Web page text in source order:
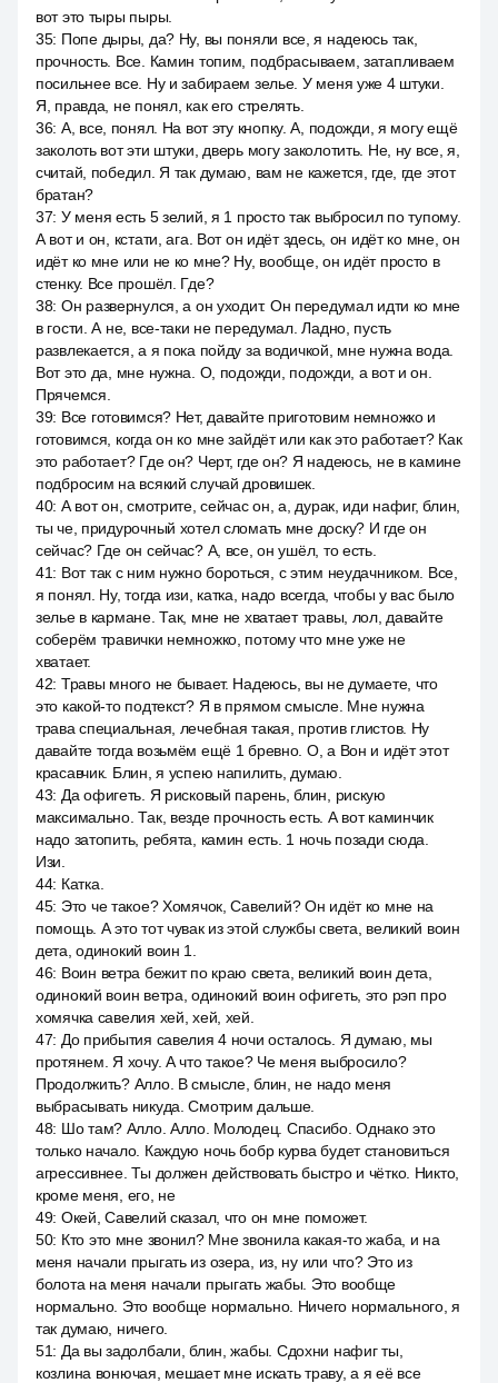
вот это тыры пыры.
35: Попе дыры, да? Ну, вы поняли все, я надеюсь так,
прочность. Все. Камин топим, подбрасываем, затапливаем
посильнее все. Ну и забираем зелье. У меня уже 4 штуки.
Я, правда, не понял, как его стрелять.
36: А, все, понял. На вот эту кнопку. А, подожди, я могу ещё
заколоть вот эти штуки, дверь могу заколотить. Не, ну все, я,
считай, победил. Я так думаю, вам не кажется, где, где этот
братан?
37: У меня есть 5 зелий, я 1 просто так выбросил по тупому.
А вот и он, кстати, ага. Вот он идёт здесь, он идёт ко мне, он
идёт ко мне или не ко мне? Ну, вообще, он идёт просто в
стенку. Все прошёл. Где?
38: Он развернулся, а он уходит. Он передумал идти ко мне
в гости. А не, все-таки не передумал. Ладно, пусть
развлекается, а я пока пойду за водичкой, мне нужна вода.
Вот это да, мне нужна. О, подожди, подожди, а вот и он.
Прячемся.
39: Все готовимся? Нет, давайте приготовим немножко и
готовимся, когда он ко мне зайдёт или как это работает? Как
это работает? Где он? Черт, где он? Я надеюсь, не в камине
подбросим на всякий случай дровишек.
40: А вот он, смотрите, сейчас он, а, дурак, иди нафиг, блин,
ты че, придурочный хотел сломать мне доску? И где он
сейчас? Где он сейчас? А, все, он ушёл, то есть.
41: Вот так с ним нужно бороться, с этим неудачником. Все,
я понял. Ну, тогда изи, катка, надо всегда, чтобы у вас было
зелье в кармане. Так, мне не хватает травы, лол, давайте
соберём травички немножко, потому что мне уже не
хватает.
42: Травы много не бывает. Надеюсь, вы не думаете, что
это какой-то подтекст? Я в прямом смысле. Мне нужна
трава специальная, лечебная такая, против глистов. Ну
давайте тогда возьмём ещё 1 бревно. О, а Вон и идёт этот
красавчик. Блин, я успею напилить, думаю.
43: Да офигеть. Я рисковый парень, блин, рискую
максимально. Так, везде прочность есть. А вот каминчик
надо затопить, ребята, камин есть. 1 ночь позади сюда.
Изи.
44: Катка.
45: Это че такое? Хомячок, Савелий? Он идёт ко мне на
помощь. А это тот чувак из этой службы света, великий воин
дета, одинокий воин 1.
46: Воин ветра бежит по краю света, великий воин дета,
одинокий воин ветра, одинокий воин офигеть, это рэп про
хомячка савелия хей, хей, хей.
47: До прибытия савелия 4 ночи осталось. Я думаю, мы
протянем. Я хочу. А что такое? Че меня выбросило?
Продолжить? Алло. В смысле, блин, не надо меня
выбрасывать никуда. Смотрим дальше.
48: Шо там? Алло. Алло. Молодец. Спасибо. Однако это
только начало. Каждую ночь бобр курва будет становиться
агрессивнее. Ты должен действовать быстро и чётко. Никто,
кроме меня, его, не
49: Окей, Савелий сказал, что он мне поможет.
50: Кто это мне звонил? Мне звонила какая-то жаба, и на
меня начали прыгать из озера, из, ну или что? Это из
болота на меня начали прыгать жабы. Это вообще
нормально. Это вообще нормально. Ничего нормального, я
так думаю, ничего.
51: Да вы задолбали, блин, жабы. Сдохни нафиг ты,
козлина вонючая, мешает мне искать траву, а я её все